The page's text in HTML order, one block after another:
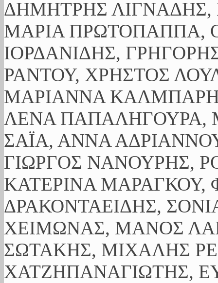
ΔΗΜΗΤΡΗΣ ΛΙΓΝΑΔΗΣ,
ΜΑΡΙΑ ΠΡΩΤΟΠΑΠΠΑ,
ΙΟΡΔΑΝΙΔΗΣ,
ΡΑΝΤΟΥ, ΧΡΗΣΤΟΣ
ΜΑΡΙΑΝΝΑ
ΛΕΝΑ ΠΑΠΑΛΗΓΟΥΡΑ,
ΣΑΪΑ, ΑΝΝΑ
ΓΙΩΡΓΟΣ ΝΑΝΟΥΡΗΣ,
ΚΑΤΕΡΙΝΑ ΜΑΡΑΓΚΟΥ,
ΔΡΑΚΟΝΤΑΕΙΔΗΣ,
ΧΕΙΜΩΝΑΣ, ΜΑΝΟΣ
ΣΩΤΑΚΗΣ, ΜΙΧΑΛΗΣ
ΧΑΤΖΗΠΑΝΑΓΙΩΤΗΣ,